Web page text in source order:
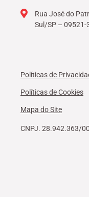
Rua José do
Sul/SP – 09521-
Políticas de
Políticas de Cookies
Mapa do Site
CNPJ. 28.942.363/